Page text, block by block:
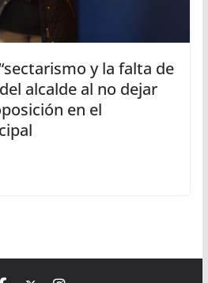
y la falta de
alcalde al no dejar
en el